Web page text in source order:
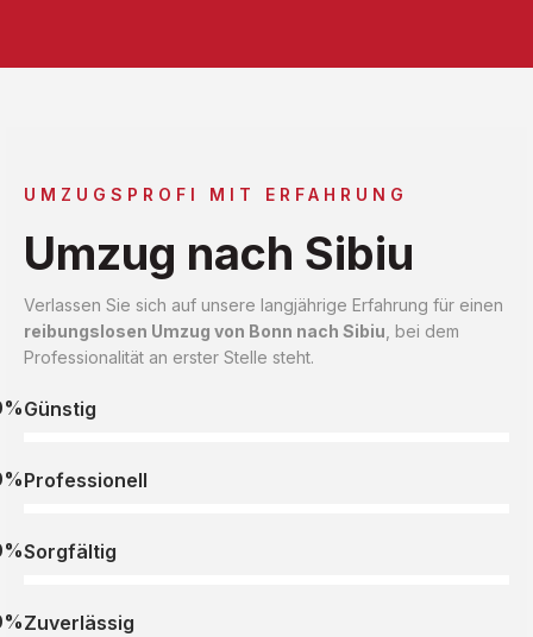
UMZUGSPROFI MIT ERFAHRUNG
Umzug nach Sibiu
Verlassen Sie sich auf unsere langjährige Erfahrung für einen
reibungslosen Umzug von Bonn nach Sibiu , bei dem
Professionalität an erster Stelle steht.
Günstig
Professionell
Sorgfältig
Zuverlässig